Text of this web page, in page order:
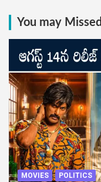
You may Missed
MOVIES POLITICS